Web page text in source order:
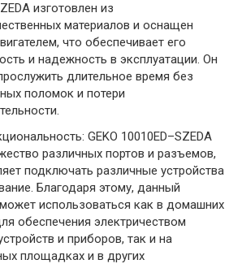
изготовлен из
материалов и оснащен
что обеспечивает его
и надежность в эксплуатации. Он
длительное время без
поломок и потери
GEKO 10010ED–SZEDA
различных портов и разъемов,
подключать различные устройства
Благодаря этому, данный
использоваться как в домашних
обеспечения электричеством
и приборов, так и на
площадках и в других